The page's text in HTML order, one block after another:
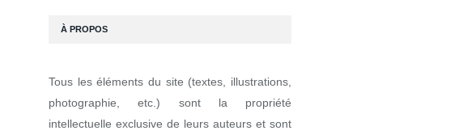
À PROPOS
Tous les éléments du site (textes, illustrations,
photographie, etc.) sont la propriété
intellectuelle exclusive de leurs auteurs et sont